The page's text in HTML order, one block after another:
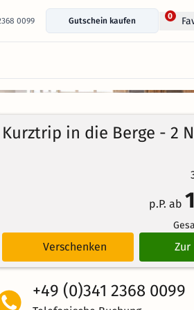
0099 Gutschein kaufen
0
100%
Bewertungen
Kurztrip in die Berge - 2
p.P. ab
Verschenken Zur
+49 (0)341 2368 0099